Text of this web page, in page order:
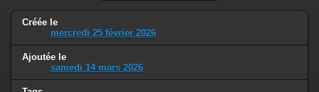
Créée le
mercredi 25 février 2026
Ajoutée le
samedi 14 mars 2026